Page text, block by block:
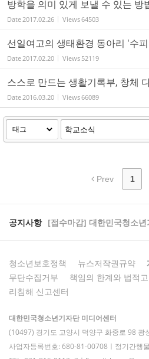
방학을 의미 있게 보낼 수 있는 방
Date2017.02.26 Views64503
선일여고의 생태환경 동아리 '수
Date2017.02.20 Views 52119
스스로 만드는 생활기록부, 창체
Date2016.03.20 Views66089
Prev 1
공지사항 [접수마감] 대한민국청소
청소년보호정책 뉴스저작권규약
무단수집거부
책임의 한계와 법적
리침해 신고센터
대한민국청소년기자단 미디어센터
(10497) 경기도 고양시 덕양구 화중로 98 광
사업자등록번호: 680-81-00708ㅣ정기간행